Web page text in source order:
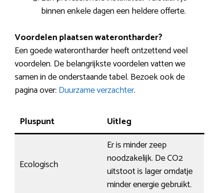
binnen enkele dagen een heldere offerte.
Voordelen plaatsen waterontharder?
Een goede waterontharder heeft ontzettend veel
voordelen. De belangrijkste voordelen vatten we
samen in de onderstaande tabel. Bezoek ook de
pagina over: Duurzame verzachter.
Pluspunt Uitleg
Ecologisch
Er is minder zeep
noodzakelijk. De CO2
uitstoot is lager omdatje
minder energie gebruikt.